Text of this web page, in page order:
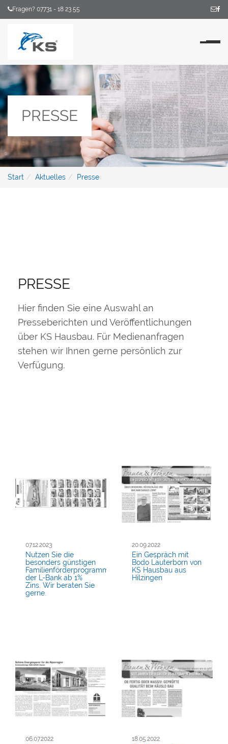
Fragen? 07731 - 18 23 55
PRESSE
Start Aktuelles Presse
PRESSE
Hier finden Sie eine Auswahl an
Presseberichten und Veröffentlichungen
über KS Hausbau. Für Medienanfragen
stehen wir Ihnen gerne persönlich zur
Verfügung.
07.12.2023
Nutzen Sie die
besonders günstigen
Familienförderprogramme
der L-Bank ab 1%
Zins. Wir beraten Sie
gerne.
20.09.2022
Ein Gespräch mit
Bodo Lauterborn von
KS Hausbau aus
Hilzingen
06.07.2022 18.05.2022